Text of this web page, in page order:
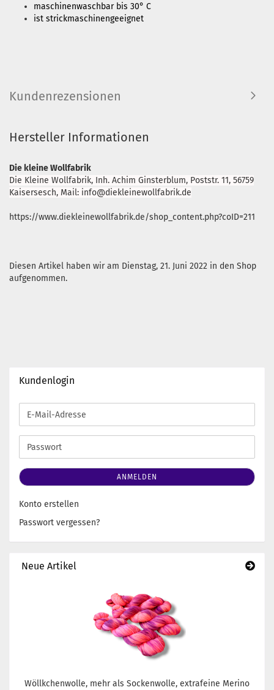
maschinenwaschbar bis 30° C
ist strickmaschinengeeignet
Kundenrezensionen
Hersteller Informationen
Die kleine Wollfabrik
Die Kleine Wollfabrik, Inh. Achim Ginsterblum, Poststr. 11, 56759
Kaisersesch, Mail: info@diekleinewollfabrik.de
https://www.diekleinewollfabrik.de/shop_content.php?coID=211
Diesen Artikel haben wir am Dienstag, 21. Juni 2022 in den Shop
aufgenommen.
Kundenlogin
E-
Mail-
Adresse
Passwort
ANMELDEN
Konto erstellen
Passwort vergessen?
Neue Artikel
Wöllkchenwolle, mehr als Sockenwolle, extrafeine Merino